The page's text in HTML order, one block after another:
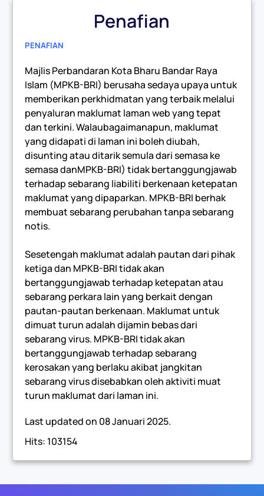
Penafian
PENAFIAN
Majlis Perbandaran Kota Bharu Bandar Raya
Islam (MPKB-BRI) berusaha sedaya upaya untuk
memberikan perkhidmatan yang terbaik melalui
penyaluran maklumat laman web yang tepat
dan terkini. Walaubagaimanapun, maklumat
yang didapati di laman ini boleh diubah,
disunting atau ditarik semula dari semasa ke
semasa danMPKB-BRI) tidak bertanggungjawab
terhadap sebarang liabiliti berkenaan ketepatan
maklumat yang dipaparkan. MPKB-BRI berhak
membuat sebarang perubahan tanpa sebarang
notis.
Sesetengah maklumat adalah pautan dari pihak
ketiga dan MPKB-BRI tidak akan
bertanggungjawab terhadap ketepatan atau
sebarang perkara lain yang berkait dengan
pautan-pautan berkenaan. Maklumat untuk
dimuat turun adalah dijamin bebas dari
sebarang virus. MPKB-BRI tidak akan
bertanggungjawab terhadap sebarang
kerosakan yang berlaku akibat jangkitan
sebarang virus disebabkan oleh aktiviti muat
turun maklumat dari laman ini.
Last updated on 08 Januari 2025.
Hits: 103154